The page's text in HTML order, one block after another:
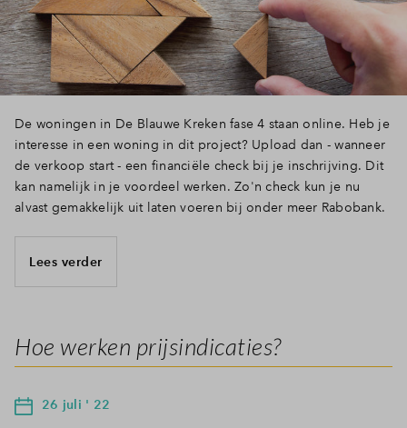
De woningen in De Blauwe Kreken fase 4 staan online. Heb je
interesse in een woning in dit project? Upload dan - wanneer
de verkoop start - een financiële check bij je inschrijving. Dit
kan namelijk in je voordeel werken. Zo'n check kun je nu
alvast gemakkelijk uit laten voeren bij onder meer Rabobank.
Lees verder
Hoe werken prijsindicaties?
26 juli ' 22